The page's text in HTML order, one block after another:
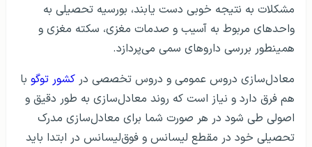
معادل سازی مدارک در توگو
آزمون های ورودی مقاطع مختلف در توگو
اعتبار دانشگاه های توگو و انتقال به کشور های
دیگر
بورسیه تحصیلی در توگو
مشکلات به نتیجه خوبی دست یابند، بورسیه تحصیلی به
واحدهای مربوط به آسیب و صدمات مغزی، سکته مغزی و
همینطور بررسی داروهای سمی می‌پردازد.
معادل‌سازی دروس عمومی و دروس تخصصی در کشور توگو با
هم فرق دارد و نیاز است که روند معادل‌سازی به طور دقیق و
اصولی طی شود در هر صورت شما برای معادل‌سازی مدرک
تحصیلی خود در مقطع لیسانس و فوق‌لیسانس در ابتدا باید